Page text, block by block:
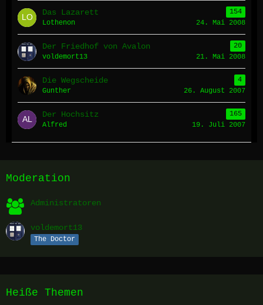
Das Lazarett
154
Lothenon
24. Mai 2008
Der Friedhof von Avalon
20
voldemort13
21. Mai 2008
Die Wegscheide
4
Gunther
26. August 2007
Der Hochsitz
165
Alfred
19. Juli 2007
Moderation
Administratoren
voldemort13
The Doctor
Heiße Themen